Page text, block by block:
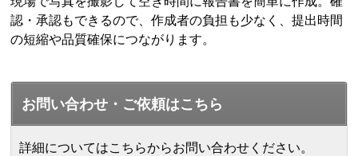
認・承認もできるので、作成者の負担も少なく、提出時間
の短縮や品質確保につながります。
お問い合わせ・ご依頼はこちら
詳細についてはこちらからお問い合わせください。